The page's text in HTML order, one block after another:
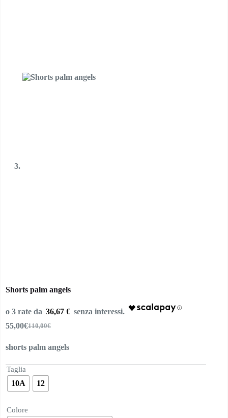
Shorts palm angels
36,67 €
110,00€
Il
originale
110,00€.
55,00€Il
attuale
55,00€.
shorts palm angels
Taglia
10A 12
Colore